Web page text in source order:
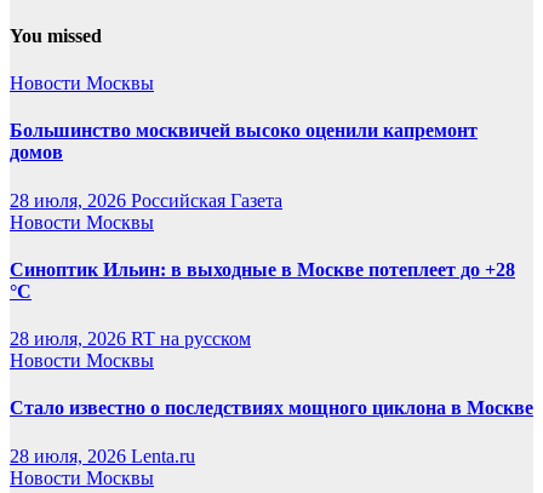
You missed
Новости Москвы
Большинство москвичей высоко оценили капремонт
домов
28 июля, 2026 Российская Газета
Новости Москвы
Синоптик Ильин: в выходные в Москве потеплеет до +28
°C
28 июля, 2026 RT на русском
Новости Москвы
Стало известно о последствиях мощного циклона в Москве
28 июля, 2026 Lenta.ru
Новости Москвы